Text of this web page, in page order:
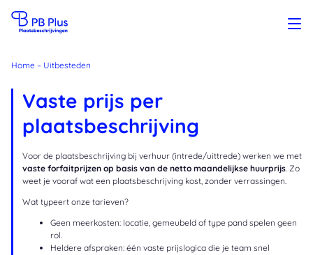
Home – Uitbesteden
Vaste prijs per
plaatsbeschrijving
Voor de plaatsbeschrijving bij verhuur (intrede/uittrede) werken we met
vaste forfaitprijzen op basis van de netto maandelijkse huurprijs. Zo
weet je vooraf wat een plaatsbeschrijving kost, zonder verrassingen.
Wat typeert onze tarieven?
Geen meerkosten: locatie, gemeubeld of type pand spelen geen
rol.
Heldere afspraken: één vaste prijslogica die je team snel